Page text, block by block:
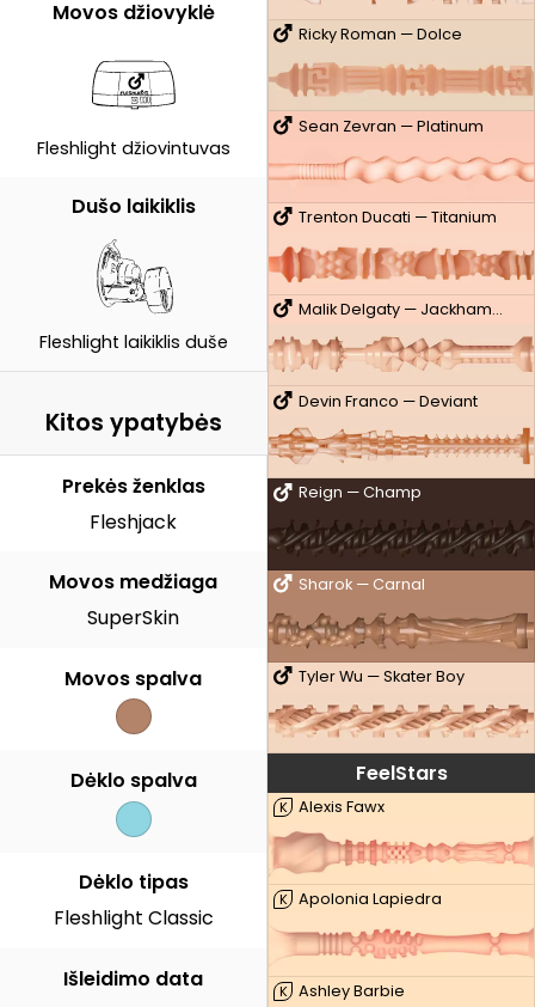
Ricky Roman — Dolce
Sean Zevran — Platinum
Trenton Ducati — Titanium
Malik Delgaty — Jackhammer
Devin Franco — Deviant
Reign — Champ
Sharok — Carnal
Tyler Wu — Skater Boy
FeelStars
K Alexis Fawx
K Apolonia Lapiedra
K Ashley Barbie
Movos džiovyklė
Fleshlight džiovintuvas
Dušo laikiklis
Fleshlight laikiklis duše
Kitos ypatybės
Prekės ženklas
Fleshjack
Movos medžiaga
SuperSkin
Movos spalva
Dėklo spalva
Dėklo tipas
Fleshlight Classic
Išleidimo data